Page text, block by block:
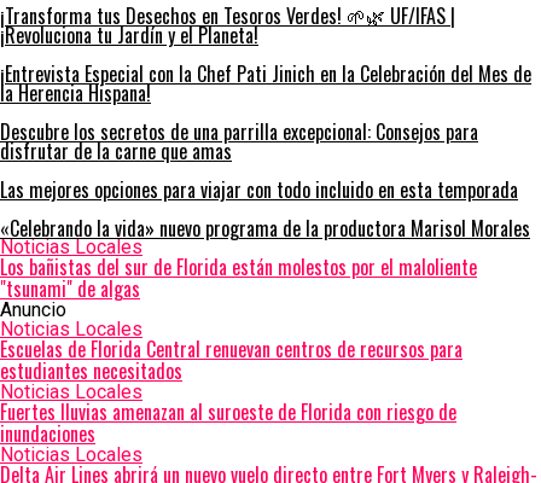
¡Transforma tus Desechos en Tesoros Verdes! 🌱🌿 UF/IFAS |
¡Revoluciona tu Jardín y el Planeta!
¡Entrevista Especial con la Chef Pati Jinich en la Celebración del Mes de
la Herencia Hispana!
Descubre los secretos de una parrilla excepcional: Consejos para
disfrutar de la carne que amas
Las mejores opciones para viajar con todo incluido en esta temporada
«Celebrando la vida» nuevo programa de la productora Marisol Morales
Noticias Locales
Los bañistas del sur de Florida están molestos por el maloliente
"tsunami" de algas
Anuncio
Noticias Locales
Escuelas de Florida Central renuevan centros de recursos para
estudiantes necesitados
Noticias Locales
Fuertes lluvias amenazan al suroeste de Florida con riesgo de
inundaciones
Noticias Locales
Delta Air Lines abrirá un nuevo vuelo directo entre Fort Myers y Raleigh-